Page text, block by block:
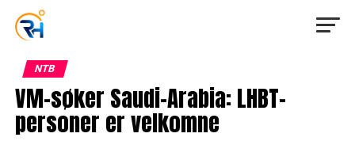
NTB
VM-søker Saudi-Arabia: LHBT-
personer er velkomne